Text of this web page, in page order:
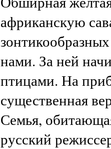
африканскую
нами. За ней
птицами. На
существенная
Семья,
русский